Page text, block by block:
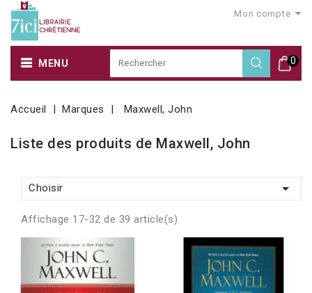
Mon compte
0
MENU
Accueil Marques Maxwell, John
Liste des produits de Maxwell, John
Choisir 
Affichage 17-32 de 39 article(s)